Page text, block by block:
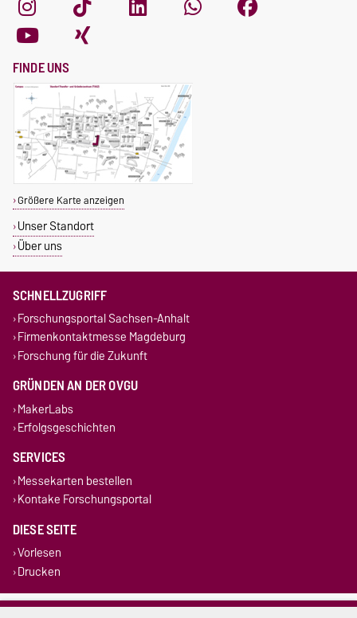
FINDE UNS
Größere Karte anzeigen
Unser Standort
Über uns
SCHNELLZUGRIFF
Forschungsportal Sachsen-Anhalt
Firmenkontaktmesse Magdeburg
Forschung für die Zukunft
GRÜNDEN AN DER OVGU
MakerLabs
Erfolgsgeschichten
SERVICES
Messekarten bestellen
Kontake Forschungsportal
DIESE SEITE
Vorlesen
Drucken
Impressum